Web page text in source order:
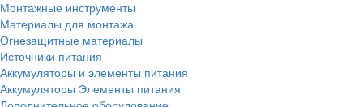
Монтажные инструменты
Материалы для монтажа
Огнезащитные материалы
Источники питания
Аккумуляторы и элементы питания
Аккумуляторы Элементы питания